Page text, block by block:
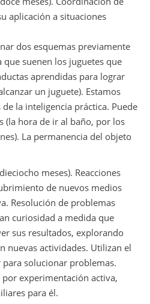
aplicación a situaciones
dos esquemas previamente
suenen los juguetes que
aprendidas para lograr
un juguete). Estamos
la inteligencia práctica. Puede
(la hora de ir al baño, por los
La permanencia del objeto
meses). Reacciones
de nuevos medios
Resolución de problemas
curiosidad a medida que
sus resultados, explorando
nuevas actividades. Utilizan el
solucionar problemas.
experimentación activa,
para él.